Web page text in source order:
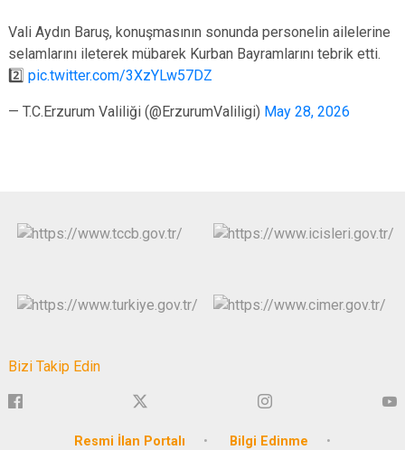
Vali Aydın Baruş, konuşmasının sonunda personelin ailelerine
selamlarını ileterek mübarek Kurban Bayramlarını tebrik etti.
2️⃣ pic.twitter.com/3XzYLw57DZ
— T.C.Erzurum Valiliği (@ErzurumValiligi) May 28, 2026
Bizi Takip Edin
Resmi İlan Portalı Bilgi Edinme